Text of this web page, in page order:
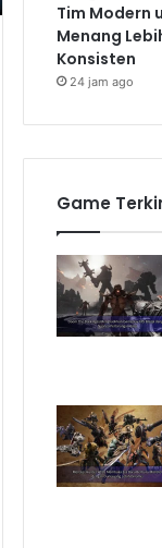
Tim Modern
Menang
Konsisten
24 jam ago
Game